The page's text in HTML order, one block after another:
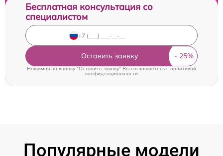
Бесплатная консультация со
специалистом
Оставить заявку
Нажимая на кнопку "Оставить заявку" Вы соглашаетесь cполитикой
конфиденциальности
Популярные модели